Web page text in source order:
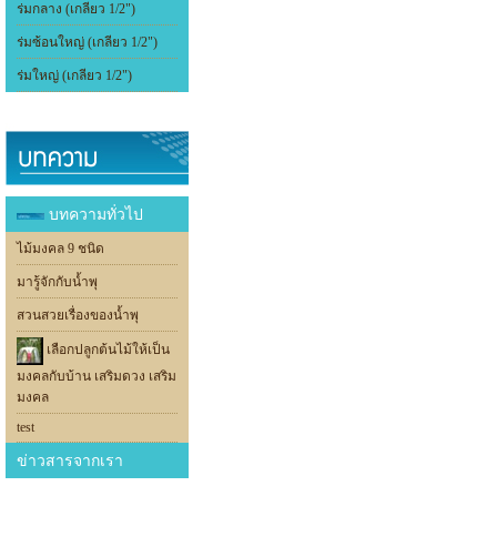
ร่มกลาง (เกลียว 1/2")
ร่มซ้อนใหญ่ (เกลียว 1/2")
ร่มใหญ่ (เกลียว 1/2")
บทความทั่วไป
ไม้มงคล 9 ชนิด
มารู้จักกับน้ำพุ
สวนสวยเรื่องของน้ำพุ
เลือกปลูกต้นไม้ให้เป็น
มงคลกับบ้าน เสริมดวง เสริม
มงคล
test
ข่าวสารจากเรา